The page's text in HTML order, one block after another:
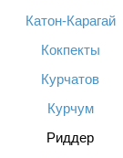
Катон-Карагай
Кокпекты
Курчатов
Курчум
Риддер